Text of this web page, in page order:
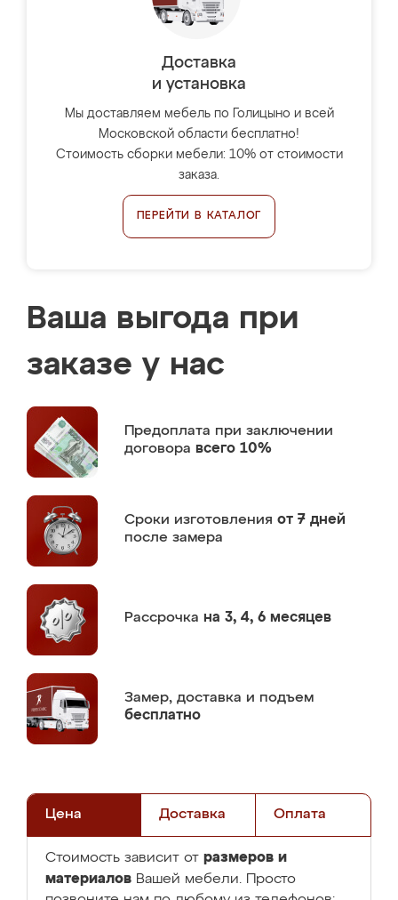
Доставка
и установка
Мы доставляем мебель по Голицыно и всей
Московской области бесплатно!
Стоимость сборки мебели: 10% от стоимости
заказа.
ПЕРЕЙТИ В КАТАЛОГ
Ваша выгода при
заказе у нас
Предоплата при заключении
договора всего 10%
Сроки изготовления от 7 дней
после замера
Рассрочка на 3, 4, 6 месяцев
Замер, доставка и подъем
бесплатно
Цена Доставка Оплата
Стоимость зависит от размеров и
материалов Вашей мебели. Просто